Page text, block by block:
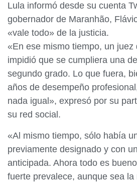
Lula informó desde su cuenta
gobernador de Maranhão,
«vale todo» de la justicia.
«En ese mismo tiempo, un juez
impidió que se cumpliera una
segundo grado. Lo que fuera,
años de desempeño
nada igual», expresó por su
su red social.
«Al mismo tiempo, sólo había
previamente designado y con
anticipada. Ahora todo es
fuerte prevalece, aunque sea